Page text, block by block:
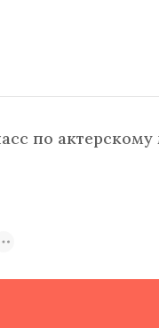
по актерскому